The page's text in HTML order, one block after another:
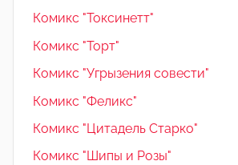
Комикс "Токсинетт"
Комикс "Торт"
Комикс "Угрызения совести"
Комикс "Феликс"
Комикс "Цитадель Старко"
Комикс "Шипы и Розы"